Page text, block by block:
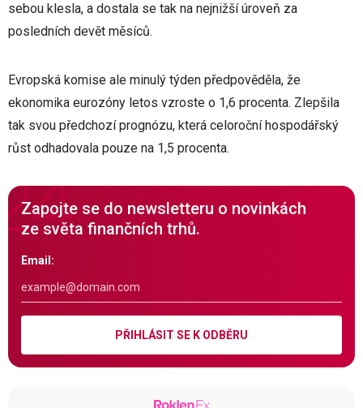
sebou klesla, a dostala se tak na nejnižší úroveň za
posledních devět měsíců.
Evropská komise ale minulý týden předpověděla, že
ekonomika eurozóny letos vzroste o 1,6 procenta. Zlepšila
tak svou předchozí prognózu, která celoroční hospodářský
růst odhadovala pouze na 1,5 procenta.
Zapojte se do newsletteru o novinkách
ze světa finančních trhů.
Email:
PŘIHLÁSIT SE K ODBĚRU